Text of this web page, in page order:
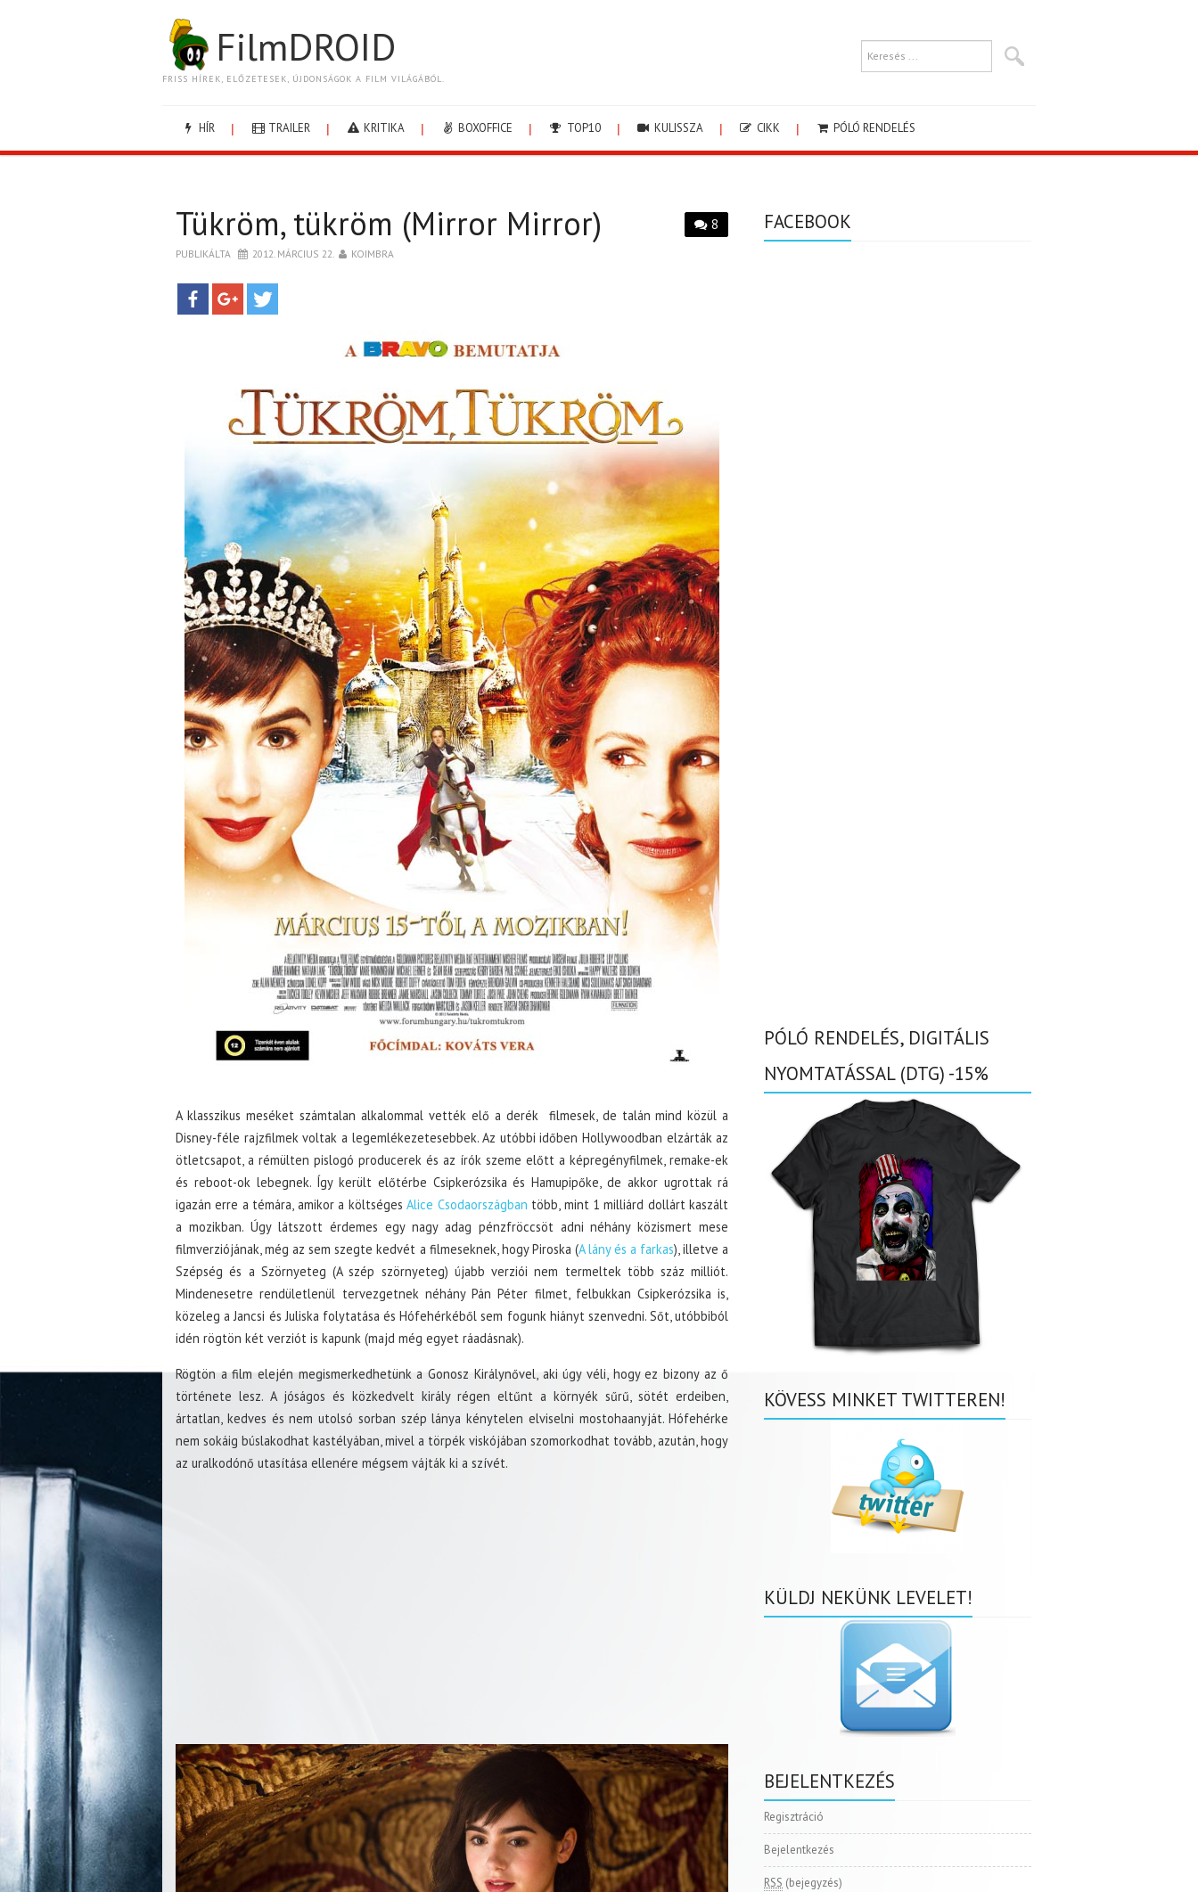
FilmDROID
FRISS HÍREK, ELŐZETESEK, ÚJDONSÁGOK A FILM VILÁGÁBÓL.
HÍR TRAILER KRITIKA BOXOFFICE TOP10 KULISSZA CIKK PÓLÓ RENDELÉS
8
Tükröm, tükröm (Mirror Mirror)
PUBLIKÁLTA 2012. MÁRCIUS 22. KOIMBRA
A klasszikus meséket számtalan alkalommal vették elő a derék filmesek, de talán mind közül a
Disney-féle rajzfilmek voltak a legemlékezetesebbek. Az utóbbi időben Hollywoodban elzárták az
ötletcsapot, a rémülten pislogó producerek és az írók szeme előtt a képregényfilmek, remake-ek
és reboot-ok lebegnek. Így került előtérbe Csipkerózsika és Hamupipőke, de akkor ugrottak rá
igazán erre a témára, amikor a költségesAlice Csodaországban több, mint 1 milliárd dollárt kaszált
a mozikban. Úgy látszott érdemes egy nagy adag pénzfröccsöt adni néhány közismert mese
filmverziójának, még az sem szegte kedvét a filmeseknek, hogy Piroska (A lány és a farkas), illetve a
Szépség és a Szörnyeteg (A szép szörnyeteg) újabb verziói nem termeltek több száz milliót.
Mindenesetre rendületlenül tervezgetnek néhány Pán Péter filmet, felbukkan Csipkerózsika is,
közeleg a Jancsi és Juliska folytatása és Hófehérkéből sem fogunk hiányt szenvedni. Sőt, utóbbiból
idén rögtön két verziót is kapunk (majd még egyet ráadásnak).
Rögtön a film elején megismerkedhetünk a Gonosz Királynővel, aki úgy véli, hogy ez bizony az ő
története lesz. A jóságos és közkedvelt király régen eltűnt a környék sűrű, sötét erdeiben,
ártatlan, kedves és nem utolsó sorban szép lánya kénytelen elviselni mostohaanyját. Hófehérke
nem sokáig búslakodhat kastélyában, mivel a törpék viskójában szomorkodhat tovább, azután, hogy
az uralkodónő utasítása ellenére mégsem vájták ki a szívét.
FACEBOOK
PÓLÓ RENDELÉS, DIGITÁLIS
NYOMTATÁSSAL (DTG) -15%
KÖVESS MINKET TWITTEREN!
KÜLDJ NEKÜNK LEVELET!
BEJELENTKEZÉS
Regisztráció
Bejelentkezés
RSS (bejegyzés)